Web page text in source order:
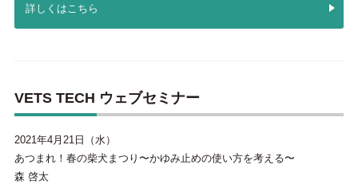
詳しくはこちら
VETS TECH ウェブセミナー
2021年4月21日（水）
あつまれ！春の柴犬まつり〜かゆみ止めの使い方を考える〜
森 啓太